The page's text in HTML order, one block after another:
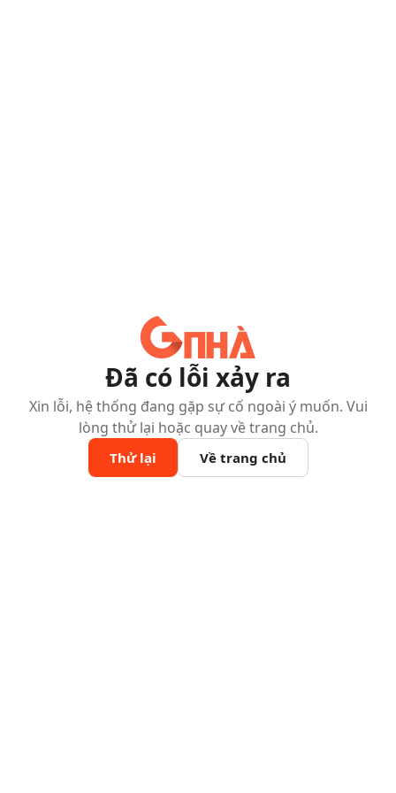
Đã có lỗi xảy ra
Xin lỗi, hệ thống đang gặp sự cố ngoài ý muốn. Vui
lòng thử lại hoặc quay về trang chủ.
Thử lại Về trang chủ